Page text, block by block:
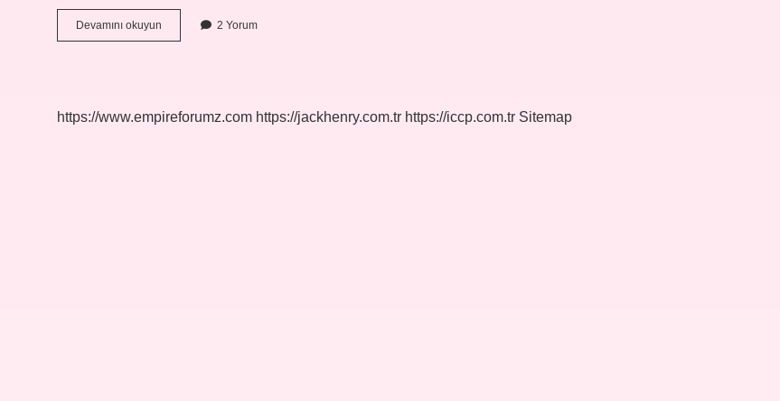
Devamını okuyun
Hakkı
2 Yorum
https://www.empireforumz.com https://jackhenry.com.tr https://iccp.com.tr Sitemap